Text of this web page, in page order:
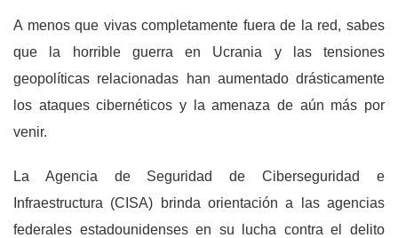
A menos que vivas completamente fuera de la red, sabes
que la horrible guerra en Ucrania y las tensiones
geopolíticas relacionadas han aumentado drásticamente
los ataques cibernéticos y la amenaza de aún más por
venir.
La Agencia de Seguridad de Ciberseguridad e
Infraestructura (CISA) brinda orientación a las agencias
federales estadounidenses en su lucha contra el delito